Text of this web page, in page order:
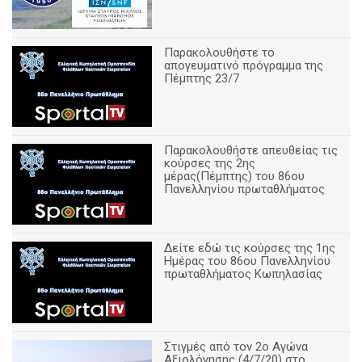
Παρακολουθήστε το
απογευματινό πρόγραμμα της
Πέμπτης 23/7
Παρακολουθήστε απευθείας τις
κούρσες της 2ης
μέρας(Πέμπτης) του 86ου
Πανελληνίου πρωταθλήματος
Δείτε εδώ τις κούρσες της 1ης
Ημέρας του 86ου Πανελληνίου
πρωταθλήματος Κωπηλασίας
Στιγμές από τον 2ο Αγώνα